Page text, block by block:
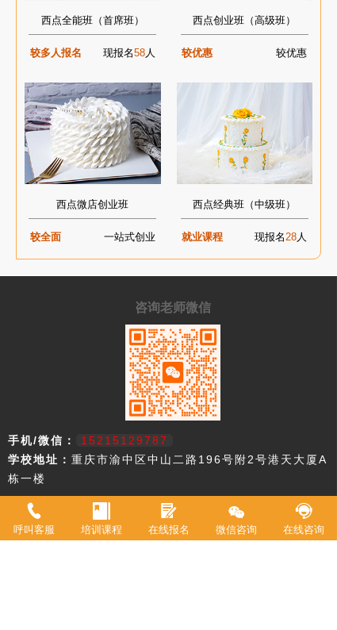
呼叫客服 培训课程 在线报名 微信咨询 在线咨询
西点全能班（首席班）
较多人报名 现报名58人
西点创业班（高级班）
较优惠 较优惠
西点微店创业班
较全面 一站式创业
西点经典班（中级班）
就业课程 现报名28人
咨询老师微信
手机/微信：
15215129787
学校地址： 重庆市渝中区中山二路196号附2号港天大厦A
栋一楼
重庆市欧艺职业技能培训学校，18年来专注西点技术教育，近年来迅速
升级为综合型职业学校。2021年被评定为职业技能等级鉴定机构。 我
校现有教室20余间，常驻专职教师20余名，并具有专业高等级职业技术